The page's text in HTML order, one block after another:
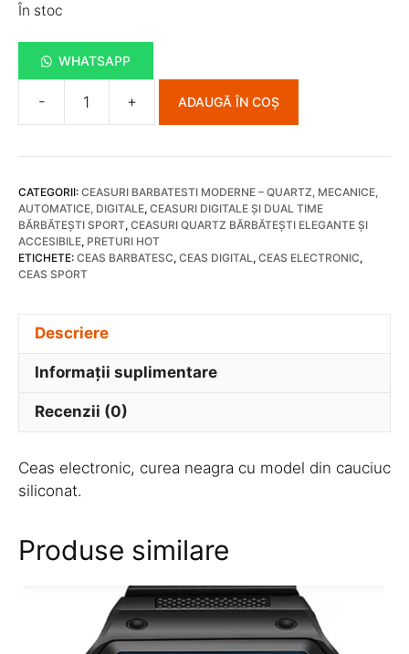
În stoc
WHATSAPP
-
Cantitate
Electronic
Sport
EVRE
468
+ ADAUGĂ ÎN COȘ
CATEGORII: CEASURI BARBATESTI MODERNE – QUARTZ, MECANICE,
AUTOMATICE, DIGITALE, CEASURI DIGITALE ȘI DUAL TIME
BĂRBĂTEȘTI SPORT, CEASURI QUARTZ BĂRBĂTEȘTI ELEGANTE ȘI
ACCESIBILE, PRETURI HOT
ETICHETE: CEAS BARBATESC, CEAS DIGITAL , CEAS ELECTRONIC,
CEAS SPORT
Descriere
Informații suplimentare
Recenzii (0)
Ceas electronic, curea neagra cu model din cauciuc
siliconat.
Produse similare